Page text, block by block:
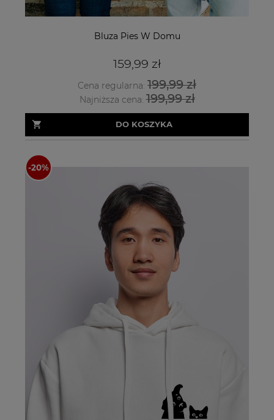
Bluza Pies W Domu
159,99 zł
Cena regularna: 199,99 zł
Najniższa cena:199,99 zł
DO KOSZYKA